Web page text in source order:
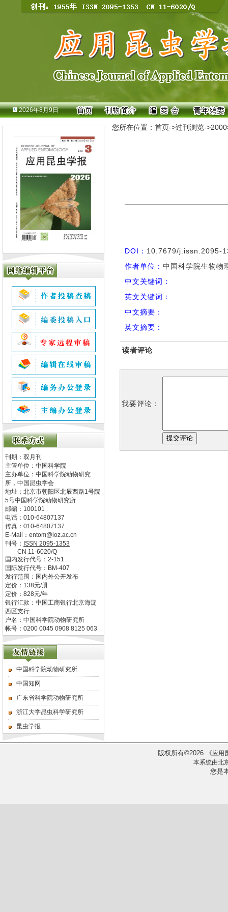
2026年8月9日
刊期：双月刊
主管单位： 中国科学院
主办单位： 中国科学院动物研究
所，中国昆虫学会
地址： 北京市朝阳区北辰西路1号院
5号中国科学院动物研究所
邮编： 100101
电话： 010-64807137
传真： 010-64807137
E-Mail： entom@ioz.ac.cn
刊号： ISSN 2095-1353
CN 11-6020/Q
国内发行代号： 2-151
国际发行代号： BM-407
发行范围：国内外公开发布
定价： 138元/册
定价： 828元/年
银行汇款：中国工商银行北京海淀
西区支行
户名：中国科学院动物研究所
帐号：0200 0045 0908 8125 063
中国科学院动物研究所
中国知网
广东省科学院动物研究所
浙江大学昆虫科学研究所
昆虫学报
您所在位置： 首页->过刊浏览->
DOI： 10.7679/j.issn.2095-
作者单位： 中国科学院生物物
中文关键词：
英文关键词：
中文摘要：
英文摘要：
读者评论
我要评论：
版权所有©2026 《应用
本系统由北
您是